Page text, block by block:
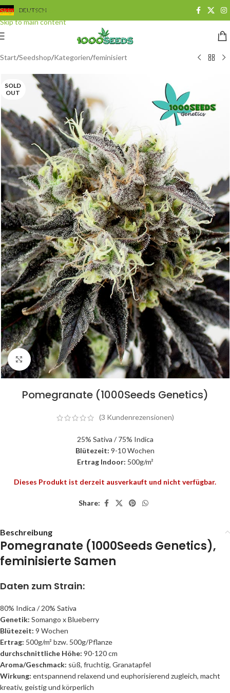
Skip to navigation
Skip to main content
DEUTSCH
Start/Seedshop/Kategorien/feminisiert
SOLD
OUT
Click to enlarge
Pomegranate (1000Seeds Genetics)
(3 Kundenrezensionen)
25% Sativa / 75% Indica
Blütezeit: 9-10 Wochen
Ertrag Indoor: 500g/m²
Dieses Produkt ist derzeit ausverkauft und nicht verfügbar.
Share:
Beschreibung
Pomegranate (1000Seeds Genetics),
feminisierte Samen
Daten zum Strain:
80% Indica / 20% Sativa
Genetik: Somango x Blueberry
Blütezeit: 9 Wochen
Ertrag: 500g/m² bzw. 500g/Pflanze
durchschnittliche Höhe: 90-120 cm
Aroma/Geschmack: süß, fruchtig, Granatapfel
Wirkung: entspannend relaxend und euphorisierend zugleich, macht
kreativ, geistig und körperlich